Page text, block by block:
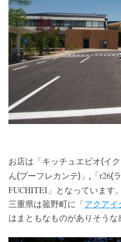
お店は「キッチュエビオ(イ
ん(プーフレカンテ)」,「r26(
FUCHITEI 」となっています。
三重県は菰野町に「アクアイ
はまともなものがありそうな